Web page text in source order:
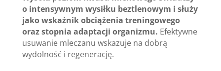
o intensywnym wysiłku beztlenowym i służy
jako wskaźnik obciążenia treningowego
oraz stopnia adaptacji organizmu. Efektywne
usuwanie mleczanu wskazuje na dobrą
wydolność i regenerację.